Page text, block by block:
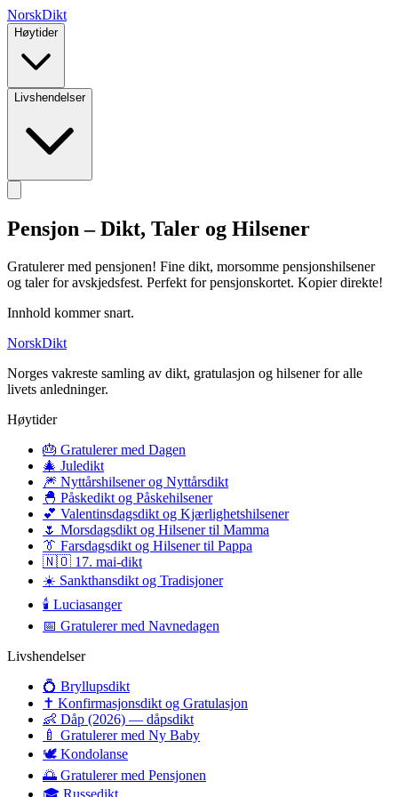
NorskDikt
Høytider
Livshendelser
Pensjon – Dikt, Taler og Hilsener
Gratulerer med pensjonen! Fine dikt, morsomme pensjonshilsener
og taler for avskjedsfest. Perfekt for pensjonskortet. Kopier direkte!
Innhold kommer snart.
NorskDikt
Norges vakreste samling av dikt, gratulasjon og hilsener for alle
livets anledninger.
Høytider
🎂 Gratulerer med Dagen
🎄 Juledikt
🎆 Nyttårshilsener og Nyttårsdikt
🐣 Påskedikt og Påskehilsener
💕 Valentinsdagsdikt og Kjærlighetshilsener
🌷 Morsdagsdikt og Hilsener til Mamma
👔 Farsdagsdikt og Hilsener til Pappa
🇳🇴 17. mai-dikt
☀️ Sankthansdikt og Tradisjoner
🕯️ Luciasanger
📅 Gratulerer med Navnedagen
Livshendelser
💍 Bryllupsdikt
✝️ Konfirmasjonsdikt og Gratulasjon
👶 Dåp (2026) — dåpsdikt
🍼 Gratulerer med Ny Baby
🕊️ Kondolanse
🌅 Gratulerer med Pensjonen
🎓 Russedikt